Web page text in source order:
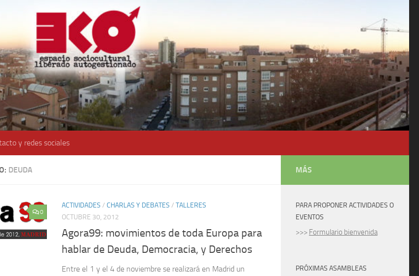
y redes sociales
DEUDA
0
ACTIVIDADES / CHARLAS Y DEBATES / TALLERES
OCTUBRE 30, 2012
Agora99: movimientos de toda Europa para
hablar de Deuda, Democracia, y Derechos
Entre el 1 y el 4 de noviembre se realizará en Madrid un
MÁS
PARA PROPONER ACTIVIDADES O
EVENTOS
>>> Formulario bienvenida
PRÓXIMAS ASAMBLEAS